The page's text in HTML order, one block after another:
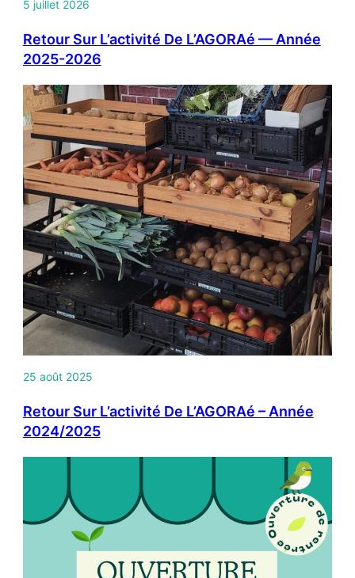
5 juillet 2026
Retour Sur L’activité De L’AGORAé — Année
2025-2026
25 août 2025
Retour Sur L’activité De L’AGORAé – Année
2024/2025